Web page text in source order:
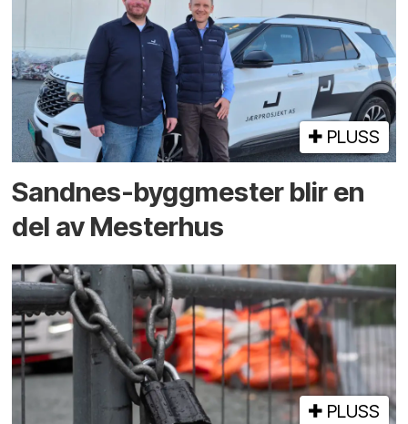
PLUSS
Sandnes-byggmester blir en
del av Mesterhus
PLUSS